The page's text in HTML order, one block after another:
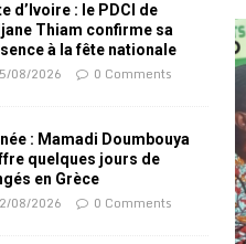
d’Ivoire : le PDCI de
Thiam confirme sa
à la fête nationale
08/2026 0 Comments
: Mamadi Doumbouya
quelques jours de
en Grèce
08/2026 0 Comments